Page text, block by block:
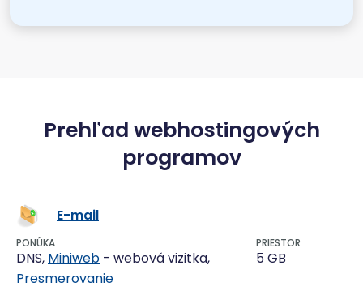
Prehľad webhostingových
programov
E-mail
PONÚKA
DNS, Miniweb - webová vizitka,
Presmerovanie
PRIESTOR
5 GB